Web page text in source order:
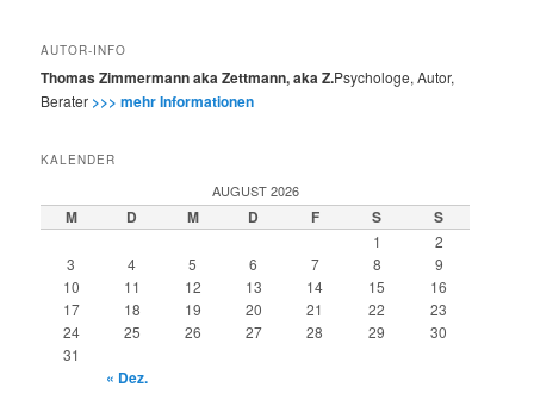
AUTOR-INFO
Thomas Zimmermann aka Zettmann, aka Z.Psychologe, Autor,
Berater >>> mehr Informationen
KALENDER
AUGUST 2026
M D M D F S S
1
2
3
4 5 6 7 8
9
10
11 12 13 14 15
16
17
18 19 20 21 22
23
24
25 26 27 28 29
30
31
« Dez.